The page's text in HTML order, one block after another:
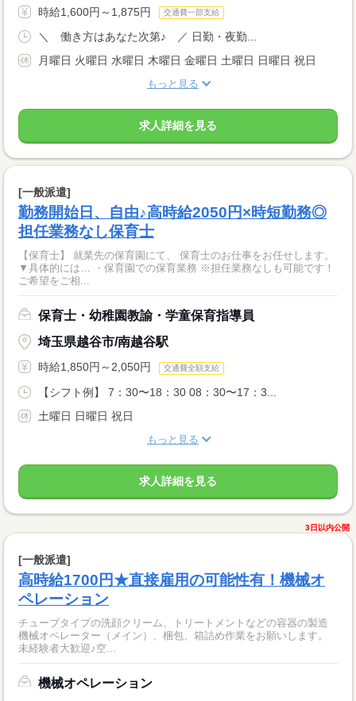
時給1,600円～1,875円 交通費一部支給
＼ 働き方はあなた次第♪ ／ 日勤・夜勤...
月曜日 火曜日 水曜日 木曜日 金曜日 土曜日 日曜日 祝日
もっと見る
求人詳細を見る
[一般派遣]
勤務開始日、自由♪高時給2050円×時短勤務◎
担任業務なし保育士
【保育士】 就業先の保育園にて、 保育士のお仕事をお任せします。
▼具体的には… ・保育園での保育業務 ※担任業務なしも可能です！
ご希望をご相...
保育士・幼稚園教諭・学童保育指導員
埼玉県越谷市/南越谷駅
時給1,850円～2,050円 交通費全額支給
【シフト例】 7：30〜18：30 08：30〜17：3...
土曜日 日曜日 祝日
もっと見る
求人詳細を見る
3日以内公開
[一般派遣]
高時給1700円★直接雇用の可能性有！機械オ
ペレーション
チューブタイプの洗顔クリーム、トリートメントなどの容器の製造
機械オペレーター（メイン）、梱包、箱詰め作業をお願いします。
未経験者大歓迎♪空...
機械オペレーション